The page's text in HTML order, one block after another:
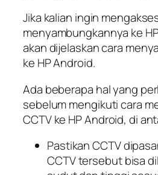
Jika kalian ingin
menyambungkannya ke
akan dijelaskan cara
ke HP Android.
Ada beberapa hal yang
sebelum mengikuti cara
CCTV ke HP Android, di
Pastikan CCTV
CCTV tersebut bisa